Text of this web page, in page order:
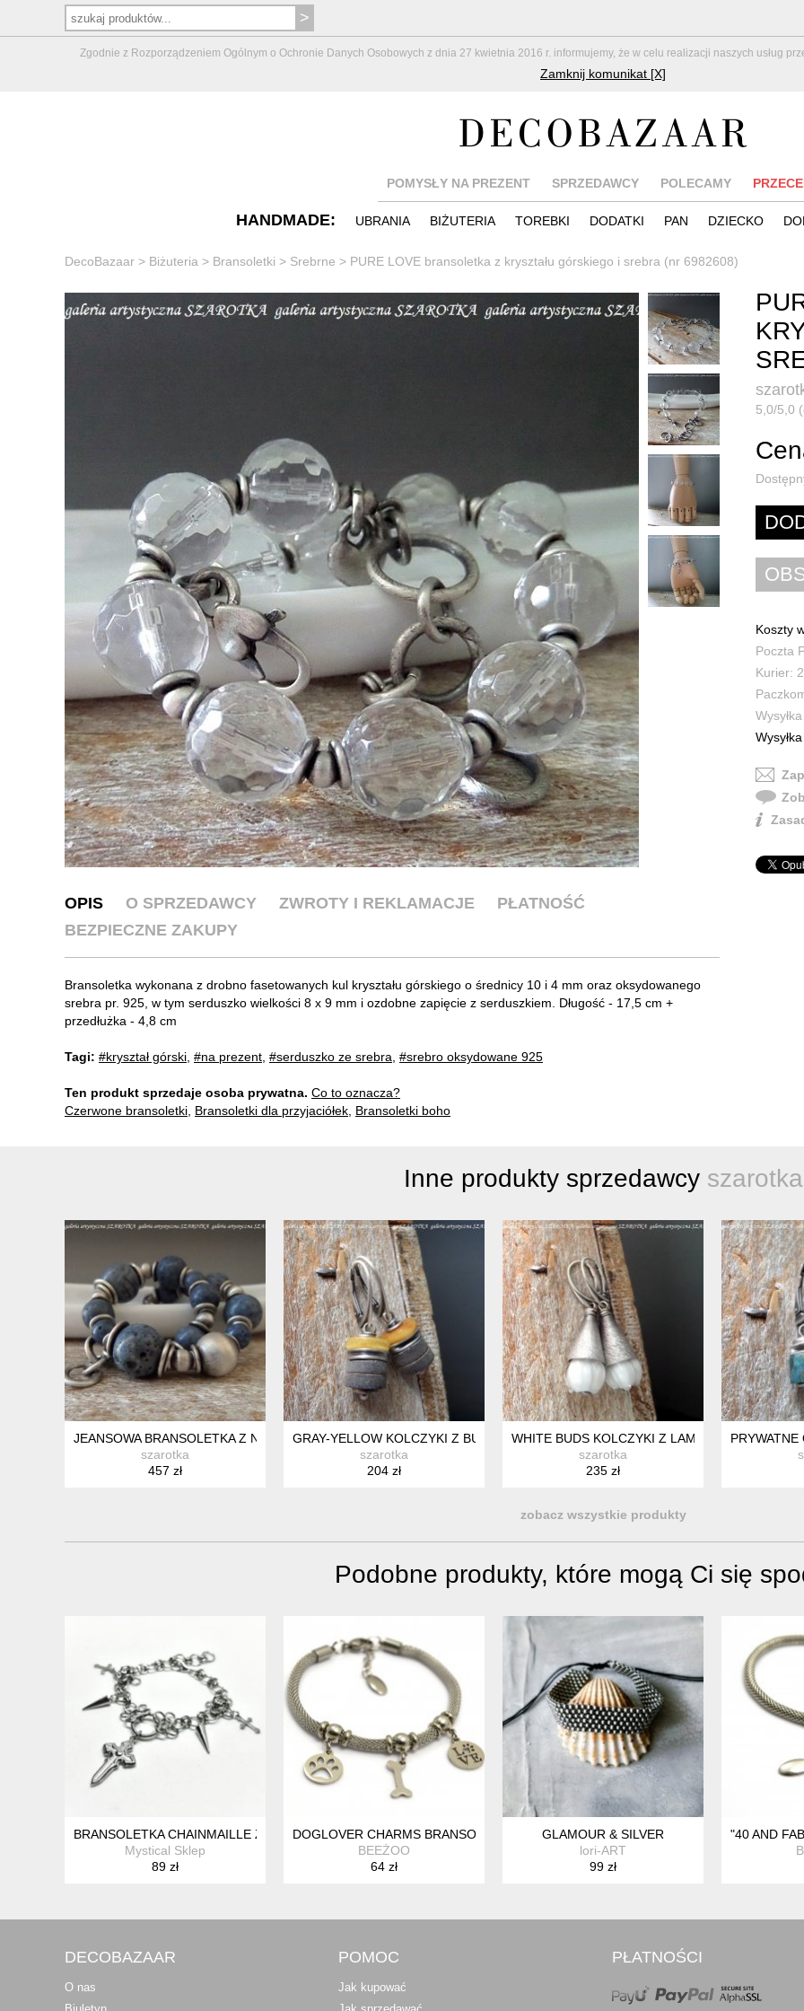
Zgodnie z Rozporządzeniem Ogólnym o Ochronie Danych Osobowych z dnia 27 kwietnia 2016 r. informujemy, że w celu realizacji naszych usług
Zamknij komunikat [X]
POMYSŁY NA PREZENT SPRZEDAWCY POLECAMY
HANDMADE: UBRANIA BIŻUTERIA TOREBKI DODATKI PAN DZIECKO
DecoBazaar > Biżuteria > Bransoletki > Srebrne > PURE LOVE bransoletka z kryształu górskiego i srebra (nr 6982608)
5,0/5,0
Koszty
Poczta
Kurier:
OPIS O SPRZEDAWCY ZWROTY I REKLAMACJE
PŁATNOŚĆ
BEZPIECZNE ZAKUPY
Bransoletka wykonana z drobno fasetowanych kul kryształu górskiego o średnicy 10 i 4 mm oraz oksydowanego
srebra pr. 925, w tym serduszko wielkości 8 x 9 mm i ozdobne zapięcie z serduszkiem. Długość - 17,5 cm +
przedłużka - 4,8 cm
Tagi: #kryształ górski #na prezent #serduszko ze srebra #srebro oksydowane 925
Ten produkt sprzedaje osoba prywatna. Co to oznacza?
Czerwone bransoletki Bransoletki dla przyjaciółek Bransoletki boho
Inne produkty sprzedawcy szarotka
JEANSOWA BRANSOLETKA Z NIEBIESKIEGO KORALA I SREBRA
szarotka
457 zł
GRAY-YELLOW KOLCZYKI Z BURSZTYNU, MUSZLI I SREBRA
szarotka
204 zł
WHITE BUDS KOLCZYKI Z LAMPWORKU I
szarotka
235 zł
zobacz wszystkie produkty
Podobne produkty, które mogą Ci się
BRANSOLETKA CHAINMAILLE Z KRZYŻAMI KOLCAMI STAL CHIRURGICZNA VAMPIRE
Mystical Sklep
89 zł
DOGLOVER CHARMS BRANSOLETKA ZE STALI SZLACHETNEJ
BEEŻOO
64 zł
GLAMOUR & SILVER
lori-ART
99 zł
"40 AND
DECOBAZAAR
O nas
Biuletyn
POMOC
Jak kupować
Jak sprzedawać
PŁATNOŚCI